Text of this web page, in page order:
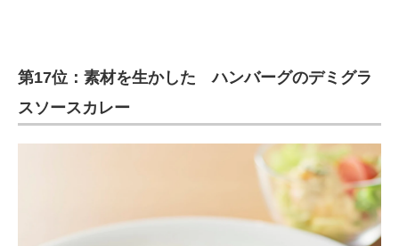
第17位：素材を生かした ハンバーグのデミグラ
スソースカレー